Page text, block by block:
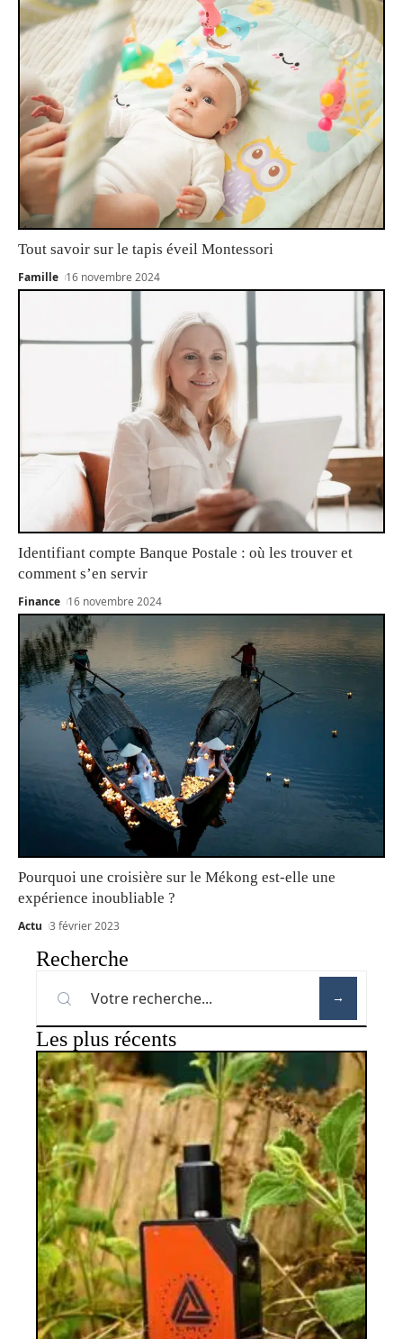
Tout savoir sur le tapis éveil Montessori
Famille 16 novembre 2024
Identifiant compte Banque Postale : où les trouver et
comment s’en servir
Finance 16 novembre 2024
Pourquoi une croisière sur le Mékong est-elle une
expérience inoubliable ?
Actu 3 février 2023
Recherche
Les plus récents